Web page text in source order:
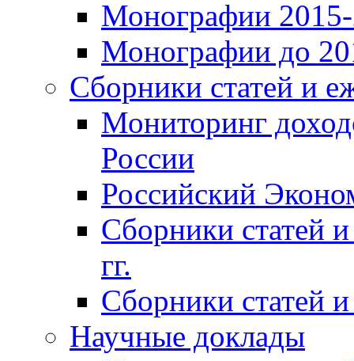
Монографии 2015-
Монографии до
Сборники статей и
Мониторинг
России
Российский
Сборники статей
гг.
Сборники статей
Научные доклады